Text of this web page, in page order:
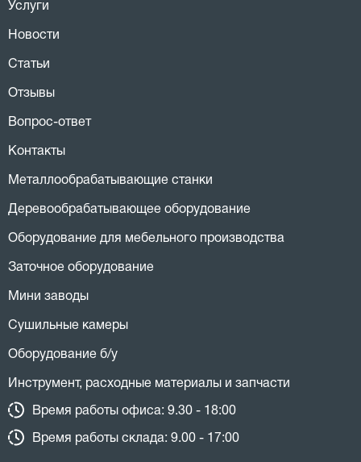
Услуги
Новости
Статьи
Отзывы
Вопрос-ответ
Контакты
Металлообрабатывающие станки
Деревообрабатывающее оборудование
Оборудование для мебельного производства
Заточное оборудование
Мини заводы
Сушильные камеры
Оборудование б/у
Инструмент, расходные материалы и запчасти
Время работы офиса: 9.30 - 18:00
Время работы склада: 9.00 - 17:00